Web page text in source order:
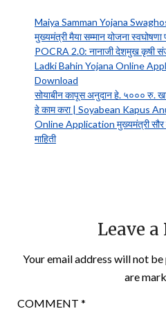
Maiya Samman Yojana
मुख्यमंत्री मैया सम्मान योजना
POCRA 2.0: नानाजी देशमुख कृषी
Ladki Bahin Yojana Online
Download
सोयाबीन कापूस अनुदान हे. ५००० रु.
हे काम करा | Soyabean Kapus
Online Application मुख्यमंत्री सौर
माहिती
Leave
Your email address will not
are
COMMENT *